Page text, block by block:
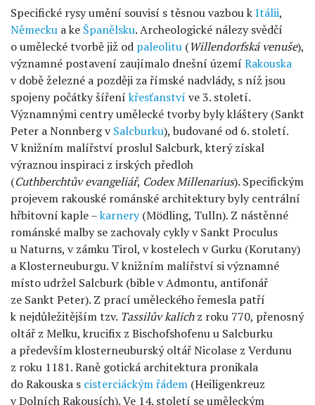
Specifické rysy umění souvisí s těsnou vazbou kItálii,
Německu a ke Španělsku. Archeologické nálezy svědčí
o umělecké tvorbě již od paleolitu (Willendorfská venuše),
významné postavení zaujímalo dnešní území Rakouska
v době železné a později za římské nadvlády, s níž jsou
spojeny počátky šířeníkřesťanství ve 3. století.
Významnými centry umělecké tvorby byly kláštery (Sankt
Peter a Nonnberg vSalcburku), budované od 6. století.
V knižním malířství proslul Salcburk, který získal
výraznou inspiraci z irských předloh
(Cuthberchtův evangeliář, Codex Millenarius). Specifickým
projevem rakouské románské architektury byly centrální
hřbitovní kaple –karnery(Mödling, Tulln). Z nástěnné
románské malby se zachovaly cykly v Sankt Proculus
u Naturns, v zámku Tirol, v kostelech v Gurku (Korutany)
a Klosterneuburgu. V knižním malířství si významné
místo udržel Salcburk (bible v Admontu, antifonář
ze Sankt Peter). Z prací uměleckého řemesla patří
k nejdůležitějším tzv. Tassilův kalichz roku 770, přenosný
oltář z Melku, krucifix z Bischofshofenu u Salcburku
a především klosterneuburský oltář Nicolase z Verdunu
z roku 1181. Raně gotická architektura pronikala
do Rakouska s cisterciáckým řádem (Heiligenkreuz
v Dolních Rakousích). Ve 14. století se uměleckým